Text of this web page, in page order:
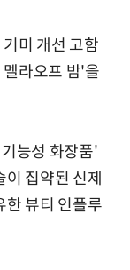
미 개선 고함
라오프 밤'을
능성 화장품'
집약된 신제
한 뷰티 인플루